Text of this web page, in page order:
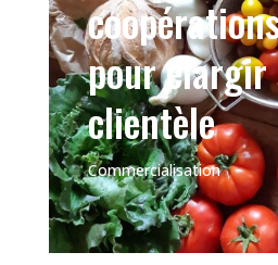
pour élargir
clientèle
Commercialisation